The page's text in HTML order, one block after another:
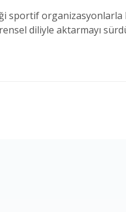
sportif
diliyle aktarmayı